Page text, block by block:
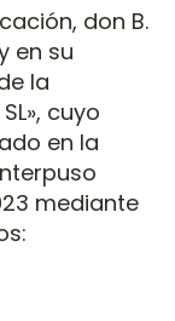
don B.
en su
la
cuyo
en la
mediante